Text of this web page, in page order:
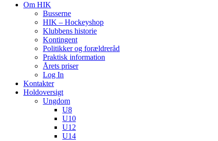
Om HIK
Busserne
HIK – Hockeyshop
Klubbens historie
Kontingent
Politikker og forældreråd
Praktisk information
Årets priser
Log In
Kontakter
Holdoversigt
Ungdom
U8
U10
U12
U14